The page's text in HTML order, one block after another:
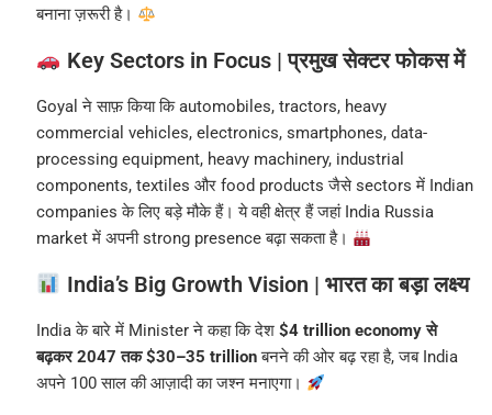
बनाना ज़रूरी है।
Key Sectors in Focus | प्रमुख सेक्टर फोकस में
Goyal ने साफ़ किया कि automobiles, tractors, heavy
commercial vehicles, electronics, smartphones, data-
processing equipment, heavy machinery, industrial
components, textiles और food products जैसे sectors में Indian
companies के लिए बड़े मौके हैं। ये वही क्षेत्र हैं जहां India Russia
market में अपनी strong presence बढ़ा सकता है।
India’s Big Growth Vision | भारत का बड़ा लक्ष्य
India के बारे में Minister ने कहा कि देश $4 trillion economy से
बढ़कर 2047 तक $30–35 trillionबनने की ओर बढ़ रहा है, जब India
अपने 100 साल की आज़ादी का जश्न मनाएगा।